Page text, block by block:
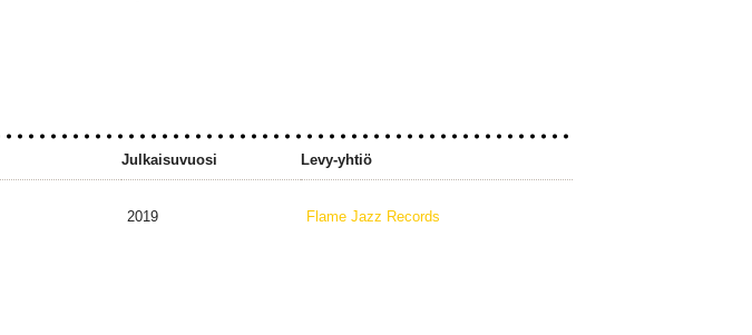
Julkaisuvuosi Levy-yhtiö
2019 Flame Jazz Records